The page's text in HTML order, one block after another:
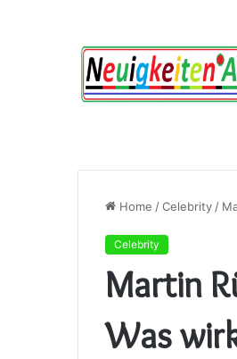
Home /Celebrity /
Celebrity
Martin
Was